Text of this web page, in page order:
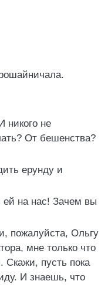
никого не
От бешенства?
ерунду и
ей на нас! Зачем вы
пожалуйста, Ольгу
мне только что
Скажи, пусть пока
И знаешь, что